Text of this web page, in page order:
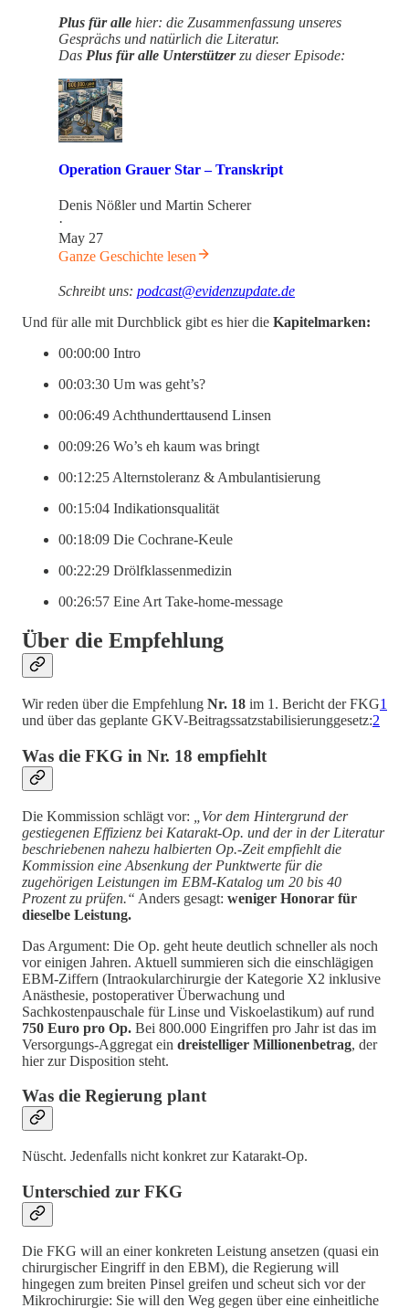
Plus für alle hier: die Zusammenfassung unseres
Gesprächs und natürlich die Literatur.
Das Plus für alle Unterstützerzu dieser Episode:
Operation Grauer Star – Transkript
Denis Nößlerund Martin Scherer
·
May 27
Ganze Geschichte lesen
Schreibt uns: podcast@evidenzupdate.de
Und für alle mit Durchblick gibt es hier die Kapitelmarken:
00:00:00 Intro
00:03:30 Um was geht’s?
00:06:49 Achthunderttausend Linsen
00:09:26 Wo’s eh kaum was bringt
00:12:25 Alternstoleranz & Ambulantisierung
00:15:04 Indikationsqualität
00:18:09 Die Cochrane-Keule
00:22:29 Drölfklassenmedizin
00:26:57 Eine Art Take-home-message
Über die Empfehlung
Wir reden über die Empfehlung Nr. 18 im 1. Bericht der FKG1
und über das geplante GKV-Beitragssatzstabilisierunggesetz:2
Was die FKG in Nr. 18 empfiehlt
Die Kommission schlägt vor:
„Vor dem Hintergrund der
gestiegenen Effizienz bei Katarakt-Op. und der in der Literatur
beschriebenen nahezu halbierten Op.-Zeit empfiehlt die
Kommission eine Absenkung der Punktwerte für die
zugehörigen Leistungen im EBM-Katalog um 20 bis 40
Prozent zu prüfen.“ Anders gesagt: weniger Honorar für
dieselbe Leistung.
Das Argument: Die Op. geht heute deutlich schneller als noch
vor einigen Jahren. Aktuell summieren sich die einschlägigen
EBM-Ziffern (Intraokularchirurgie der Kategorie X2 inklusive
Anästhesie, postoperativer Überwachung und
Sachkostenpauschale für Linse und Viskoelastikum) auf rund
750 Euro pro Op. Bei 800.000 Eingriffen pro Jahr ist das im
Versorgungs-Aggregat ein dreistelliger Millionenbetrag, der
hier zur Disposition steht.
Was die Regierung plant
Nüscht. Jedenfalls nicht konkret zur Katarakt-Op.
Unterschied zur FKG
Die FKG will an einer konkreten Leistung ansetzen (quasi ein
chirurgischer Eingriff in den EBM), die Regierung will
hingegen zum breiten Pinsel greifen und scheut sich vor der
Mikrochirurgie: Sie will den Weg gegen über eine einheitliche